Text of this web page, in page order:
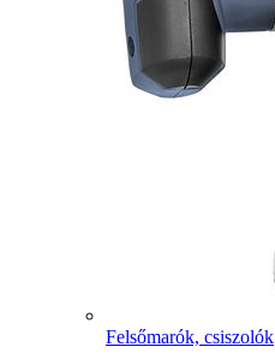
Felsőmarók, csiszolók